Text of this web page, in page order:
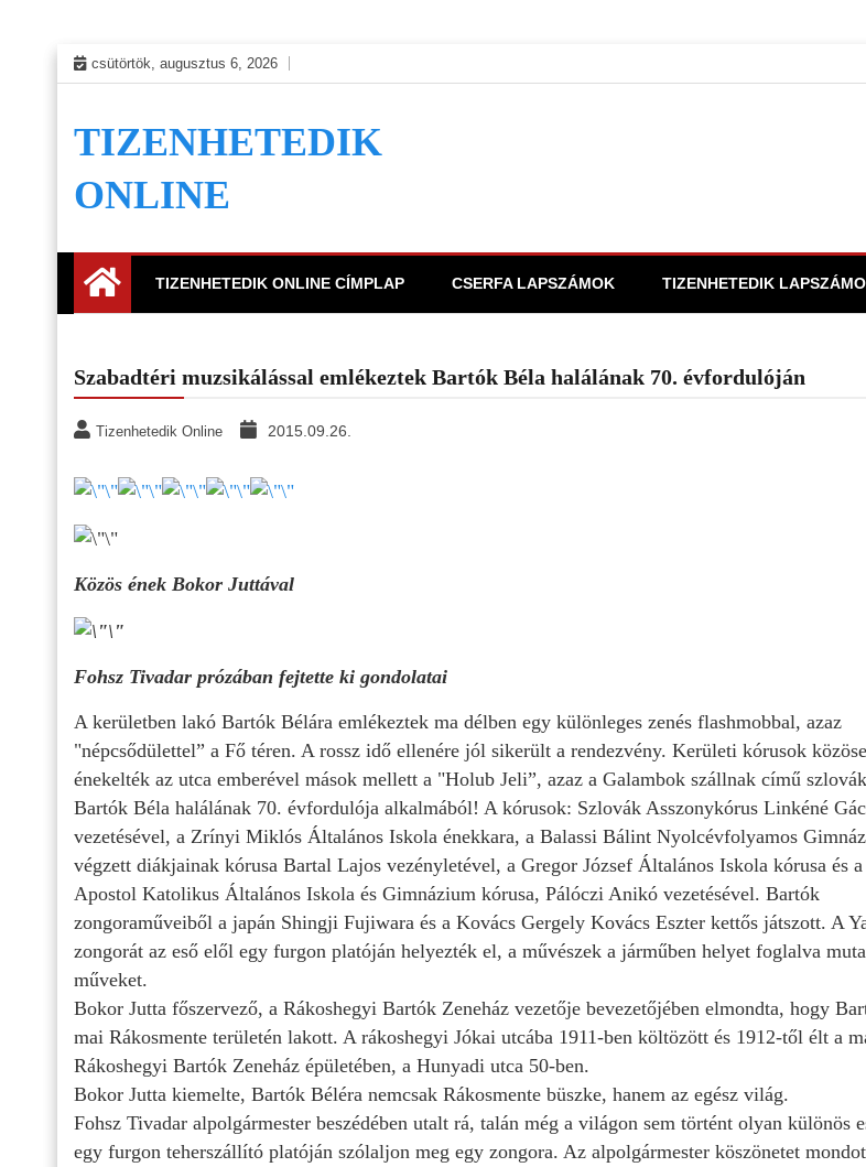
Skip
to
csütörtök, augusztus 6, 2026
TIZENHETEDIK
ONLINE
TIZENHETEDIK ONLINE CÍMPLAP CSERFA LAPSZÁMOK TIZENHETEDIK
Szabadtéri muzsikálással emlékeztek Bartók Béla halálának 70. évfordulóján
Tizenhetedik Online 2015.09.26.
Közös ének Bokor Juttával
Fohsz Tivadar prózában fejtette ki gondolatai
A kerületben lakó Bartók Bélára emlékeztek ma délben egy különleges zenés flashmobbal, azaz
"népcsődülettel” a Fő téren. A rossz idő ellenére jól sikerült a rendezvény. Kerületi kórusok
énekelték az utca emberével mások mellett a "Holub Jeli”, azaz a Galambok szállnak című
Bartók Béla halálának 70. évfordulója alkalmából! A kórusok: Szlovák Asszonykórus Linkéné
vezetésével, a Zrínyi Miklós Általános Iskola énekkara, a Balassi Bálint Nyolcévfolyamos
végzett diákjainak kórusa Bartal Lajos vezényletével, a Gregor József Általános Iskola kórusa és a
Apostol Katolikus Általános Iskola és Gimnázium kórusa, Pálóczi Anikó vezetésével. Bartók
zongoraműveiből a japán Shingji Fujiwara és a Kovács Gergely Kovács Eszter kettős játszott. A
zongorát az eső elől egy furgon platóján helyezték el, a művészek a járműben helyet foglalva
műveket.
Bokor Jutta főszervező, a Rákoshegyi Bartók Zeneház vezetője bevezetőjében elmondta, hogy
mai Rákosmente területén lakott. A rákoshegyi Jókai utcába 1911-ben költözött és 1912-től élt a
Rákoshegyi Bartók Zeneház épületében, a Hunyadi utca 50-ben.
Bokor Jutta kiemelte, Bartók Béléra nemcsak Rákosmente büszke, hanem az egész világ.
Fohsz Tivadar alpolgármester beszédében utalt rá, talán még a világon sem történt olyan különös
egy furgon teherszállító platóján szólaljon meg egy zongora. Az alpolgármester köszönetet